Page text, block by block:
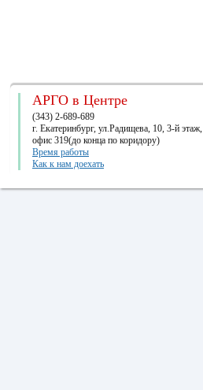
АРГО в Центре
(343) 2-689-689
г. Екатеринбург, ул.Радищева, 10, 3-й этаж,
офис 319(до конца по коридору)
Время работы
Как к нам доехать